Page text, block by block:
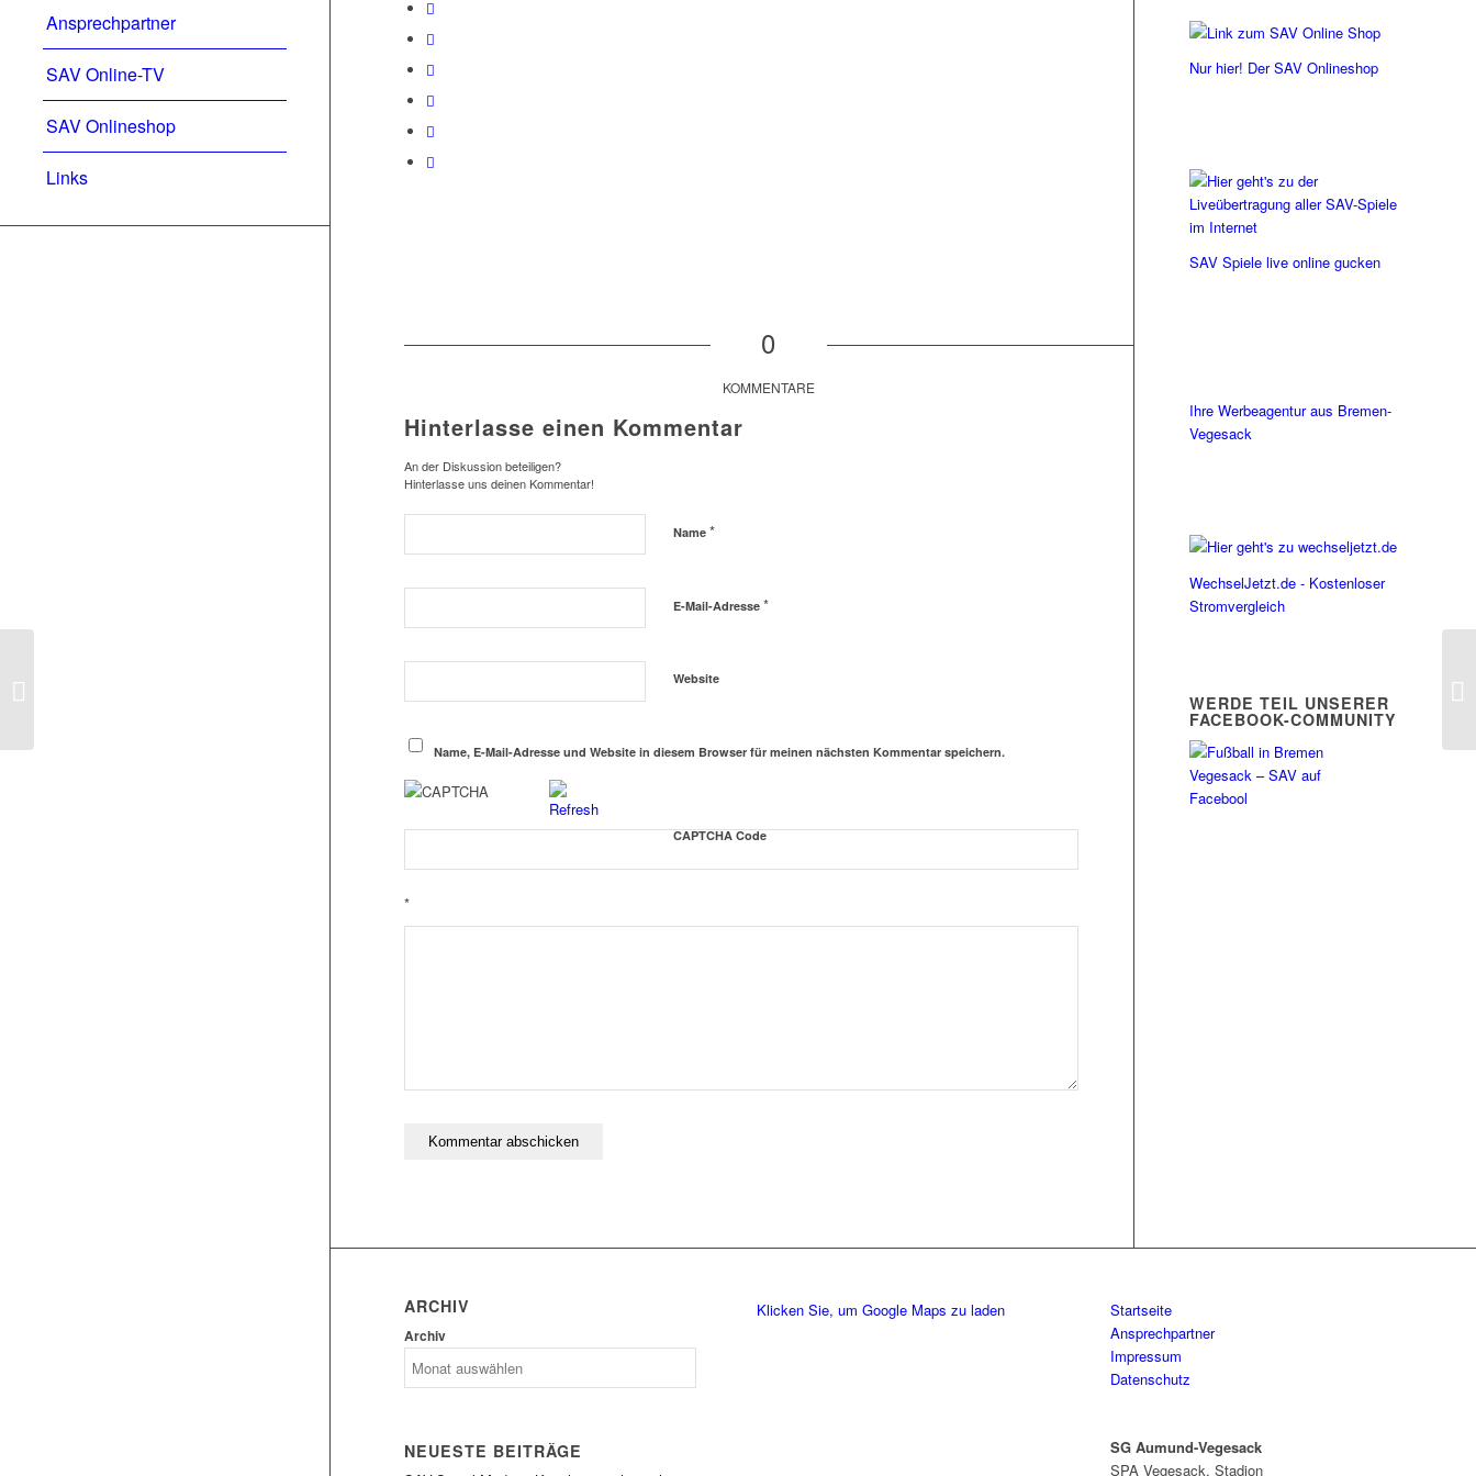
Ansprechpartner
SAV Online-TV
SAV Onlineshop
Links
0
KOMMENTARE
Hinterlasse einen Kommentar
An der Diskussion beteiligen?
Hinterlasse uns deinen Kommentar!
Name *
E-Mail-Adresse *
Website
Name, E-Mail-Adresse und Website in diesem Browser für meinen nächsten Kommentar speichern.
CAPTCHA Code
*
Nur hier! Der SAV Onlineshop
SAV Spiele live online gucken
Ihre Werbeagentur aus Bremen-
Vegesack
WechselJetzt.de - Kostenloser
Stromvergleich
WERDE TEIL UNSERER
FACEBOOK-COMMUNITY
ARCHIV
Archiv
NEUESTE BEITRÄGE
Klicken Sie, um Google Maps zu laden
Startseite
Ansprechpartner
Impressum
Datenschutz
SG Aumund-Vegesack
SPA Vegesack, Stadion